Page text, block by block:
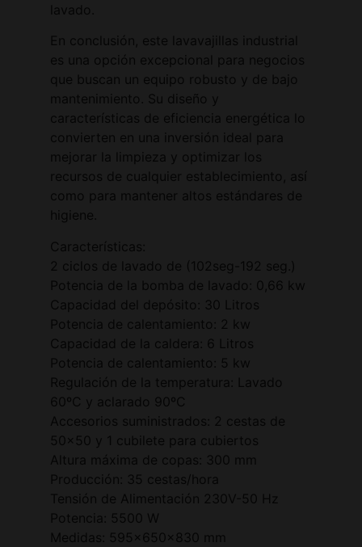
lavado.
En conclusión, este lavavajillas industrial
es una opción excepcional para negocios
que buscan un equipo robusto y de bajo
mantenimiento. Su diseño y
características de eficiencia energética lo
convierten en una inversión ideal para
mejorar la limpieza y optimizar los
recursos de cualquier establecimiento, así
como para mantener altos estándares de
higiene.
Características:
2 ciclos de lavado de (102seg-192 seg.)
Potencia de la bomba de lavado: 0,66 kw
Capacidad del depósito: 30 Litros
Potencia de calentamiento: 2 kw
Capacidad de la caldera: 6 Litros
Potencia de calentamiento: 5 kw
Regulación de la temperatura: Lavado
60ºC y aclarado 90ºC
Accesorios suministrados: 2 cestas de
50×50 y 1 cubilete para cubiertos
Altura máxima de copas: 300 mm
Producción: 35 cestas/hora
Tensión de Alimentación 230V-50 Hz
Potencia: 5500 W
Medidas: 595x650x830 mm